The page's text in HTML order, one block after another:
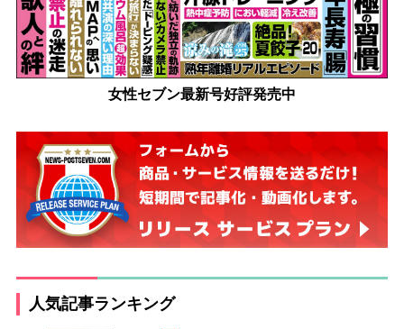
女性セブン最新号好評発売中
人気記事ランキング